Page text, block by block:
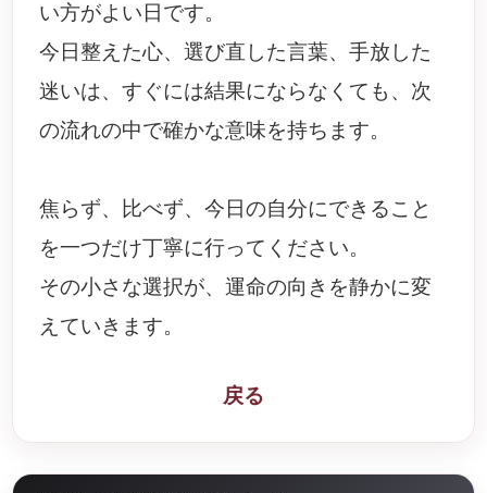
い方がよい日です。
今日整えた心、選び直した言葉、手放した
迷いは、すぐには結果にならなくても、次
の流れの中で確かな意味を持ちます。
焦らず、比べず、今日の自分にできること
を一つだけ丁寧に行ってください。
その小さな選択が、運命の向きを静かに変
えていきます。
戻る